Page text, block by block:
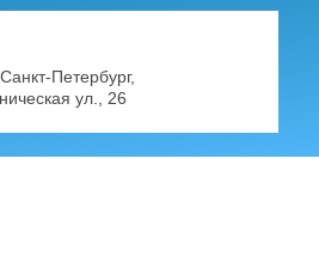
Петербург,
ул., 26